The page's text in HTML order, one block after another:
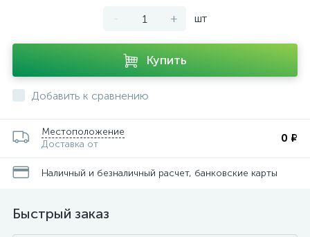
- + шт
Купить
Добавить к сравнению
Местоположение
Доставка от
0 ₽
Наличный и безналичный расчет, банковские карты
Быстрый заказ